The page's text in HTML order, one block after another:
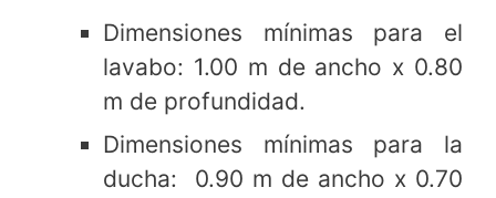
Dimensiones mínimas para el
lavabo: 1.00 m de ancho x 0.80
m de profundidad.
Dimensiones mínimas para la
ducha: 0.90 m de ancho x 0.70